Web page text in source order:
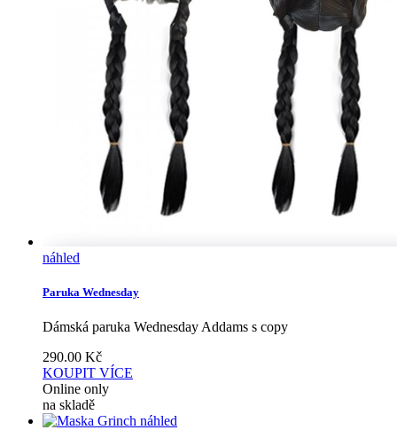
náhled
Paruka Wednesday
Dámská paruka Wednesday Addams s copy
290.00 Kč
KOUPIT VÍCE
Online only
na skladě
náhled